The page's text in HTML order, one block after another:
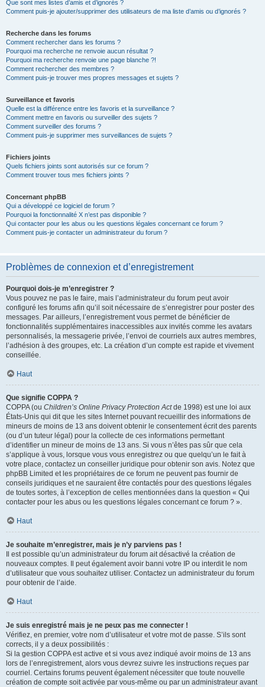
Que sont mes listes d’amis et d’ignorés ?
Comment puis-je ajouter/supprimer des utilisateurs de ma liste d’amis ou d’ignorés ?
Recherche dans les forums
Comment rechercher dans les forums ?
Pourquoi ma recherche ne renvoie aucun résultat ?
Pourquoi ma recherche renvoie une page blanche ?!
Comment rechercher des membres ?
Comment puis-je trouver mes propres messages et sujets ?
Surveillance et favoris
Quelle est la différence entre les favoris et la surveillance ?
Comment mettre en favoris ou surveiller des sujets ?
Comment surveiller des forums ?
Comment puis-je supprimer mes surveillances de sujets ?
Fichiers joints
Quels fichiers joints sont autorisés sur ce forum ?
Comment trouver tous mes fichiers joints ?
Concernant phpBB
Qui a développé ce logiciel de forum ?
Pourquoi la fonctionnalité X n’est pas disponible ?
Qui contacter pour les abus ou les questions légales concernant ce forum ?
Comment puis-je contacter un administrateur du forum ?
Problèmes de connexion et d’enregistrement
Pourquoi dois-je m’enregistrer ?
Vous pouvez ne pas le faire, mais l’administrateur du forum peut avoir
configuré les forums afin qu’il soit nécessaire de s’enregistrer pour poster des
messages. Par ailleurs, l’enregistrement vous permet de bénéficier de
fonctionnalités supplémentaires inaccessibles aux invités comme les avatars
personnalisés, la messagerie privée, l’envoi de courriels aux autres membres,
l’adhésion à des groupes, etc. La création d’un compte est rapide et vivement
conseillée.
Haut
Que signifie COPPA ?
COPPA (ou Children’s Online Privacy Protection Actde 1998) est une loi aux
États-Unis qui dit que les sites Internet pouvant recueillir des informations de
mineurs de moins de 13 ans doivent obtenir le consentement écrit des parents
(ou d’un tuteur légal) pour la collecte de ces informations permettant
d’identifier un mineur de moins de 13 ans. Si vous n’êtes pas sûr que cela
s’applique à vous, lorsque vous vous enregistrez ou que quelqu’un le fait à
votre place, contactez un conseiller juridique pour obtenir son avis. Notez que
phpBB Limited et les propriétaires de ce forum ne peuvent pas fournir de
conseils juridiques et ne sauraient être contactés pour des questions légales
de toutes sortes, à l’exception de celles mentionnées dans la question « Qui
contacter pour les abus ou les questions légales concernant ce forum ? ».
Haut
Je souhaite m’enregistrer, mais je n’y parviens pas !
Il est possible qu’un administrateur du forum ait désactivé la création de
nouveaux comptes. Il peut également avoir banni votre IP ou interdit le nom
d’utilisateur que vous souhaitez utiliser. Contactez un administrateur du forum
pour obtenir de l’aide.
Haut
Je suis enregistré mais je ne peux pas me connecter !
Vérifiez, en premier, votre nom d’utilisateur et votre mot de passe. S’ils sont
corrects, il y a deux possibilités :
Si la gestion COPPA est active et si vous avez indiqué avoir moins de 13 ans
lors de l’enregistrement, alors vous devrez suivre les instructions reçues par
courriel. Certains forums peuvent également nécessiter que toute nouvelle
création de compte soit activée par vous-même ou par un administrateur avant